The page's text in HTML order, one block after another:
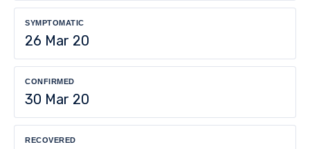
SYMPTOMATIC
26 Mar 20
CONFIRMED
30 Mar 20
RECOVERED